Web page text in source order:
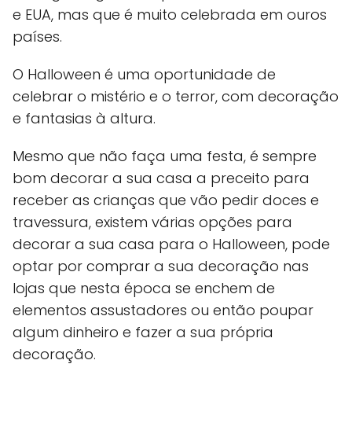
e EUA, mas que é muito celebrada em ouros
países.
O Halloween é uma oportunidade de
celebrar o mistério e o terror, com decoração
e fantasias à altura.
Mesmo que não faça uma festa, é sempre
bom decorar a sua casa a preceito para
receber as crianças que vão pedir doces e
travessura, existem várias opções para
decorar a sua casa para o Halloween, pode
optar por comprar a sua decoração nas
lojas que nesta época se enchem de
elementos assustadores ou então poupar
algum dinheiro e fazer a sua própria
decoração.